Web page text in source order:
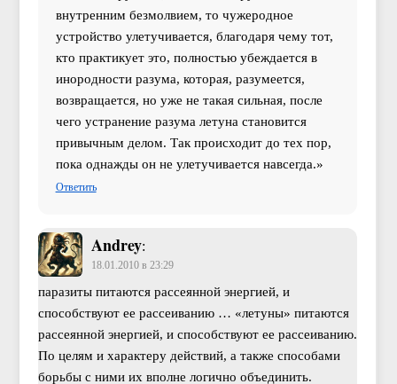
внутренним безмолвием, то чужеродное
устройство улетучивается, благодаря чему тот,
кто практикует это, полностью убеждается в
инородности разума, которая, разумеется,
возвращается, но уже не такая сильная, после
чего устранение разума летуна становится
привычным делом. Так происходит до тех пор,
пока однажды он не улетучивается навсегда.»
Ответить
Andrey:
18.01.2010 в 23:29
паразиты питаются рассеянной энергией, и
способствуют ее рассеиванию … «летуны» питаются
рассеянной энергией, и способствуют ее рассеиванию.
По целям и характеру действий, а также способами
борьбы с ними их вполне логично объединить.